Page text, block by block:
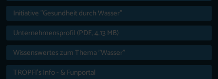
Initiative "Gesundheit durch Wasser"
Unternehmensprofil (PDF, 4,13 MB)
Wissenswertes zum Thema "Wasser"
TROPFI’s Info - & Funportal